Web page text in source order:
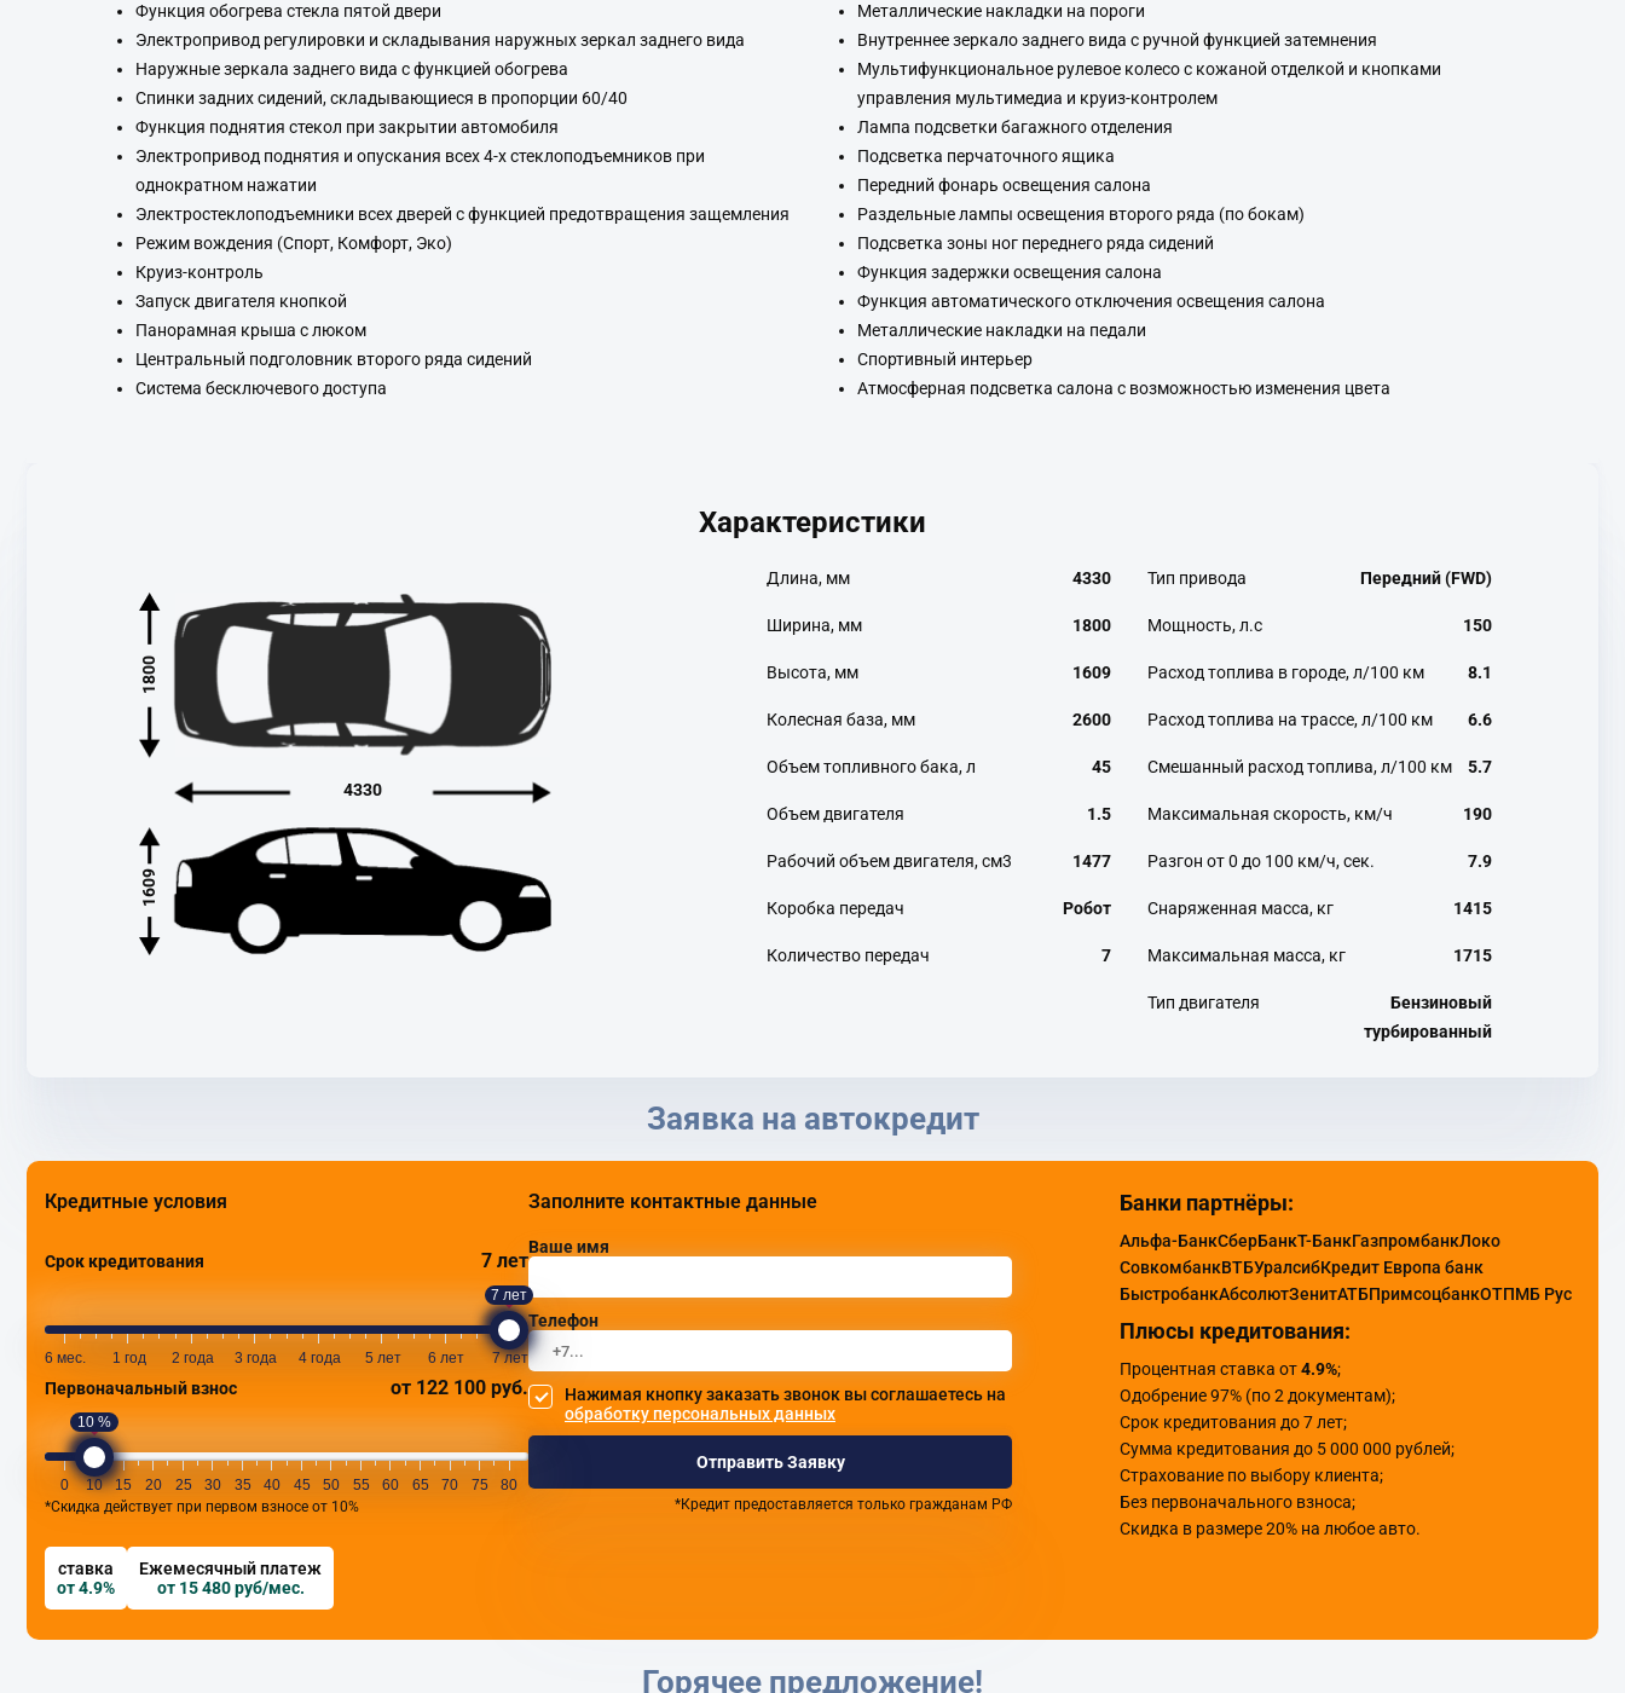
Функция обогрева стекла пятой двери
Электропривод регулировки и складывания наружных зеркал заднего вида
Наружные зеркала заднего вида с функцией обогрева
Спинки задних сидений, складывающиеся в пропорции 60/40
Функция поднятия стекол при закрытии автомобиля
Электропривод поднятия и опускания всех 4-х стеклоподъемников при
однократном нажатии
Электростеклоподъемники всех дверей с функцией предотвращения защемления
Режим вождения (Спорт, Комфорт, Эко)
Круиз-контроль
Запуск двигателя кнопкой
Панорамная крыша с люком
Центральный подголовник второго ряда сидений
Система бесключевого доступа
Металлические накладки на пороги
Внутреннее зеркало заднего вида с ручной функцией затемнения
Мультифункциональное рулевое колесо с кожаной отделкой и кнопками
управления мультимедиа и круиз-контролем
Лампа подсветки багажного отделения
Подсветка перчаточного ящика
Передний фонарь освещения салона
Раздельные лампы освещения второго ряда (по бокам)
Подсветка зоны ног переднего ряда сидений
Функция задержки освещения салона
Функция автоматического отключения освещения салона
Металлические накладки на педали
Спортивный интерьер
Атмосферная подсветка салона с возможностью изменения цвета
Характеристики
4330
1800
1609
Длина, мм
Ширина, мм
Высота, мм
Колесная база, мм
Объем топливного бака, л
Объем двигателя
Рабочий объем двигателя, см3
Коробка передач
Количество передач
4330
1800
1609
2600
45
1.5
1477
Робот
7
Тип привода
Мощность, л.с
Расход топлива в городе, л/100 км
Расход топлива на трассе, л/100 км
Смешанный расход топлива, л/100 км
Максимальная скорость, км/ч
Разгон от 0 до 100 км/ч, сек.
Снаряженная масса, кг
Максимальная масса, кг
Тип двигателя
Передний (FWD)
150
8.1
6.6
5.7
190
7.9
1415
1715
Бензиновый
турбированный
Заявка на автокредит
Кредитные условия
Срок кредитования 7 лет
7 лет
6 мес. 1 год 2 года 3 года 4 года 5 лет 6 лет 7 лет
Первоначальный взнос от 122 100 руб.
10 %
0 10 15 20 25 30 35 40 45 50 55 60 65 70 75
80
*Скидка действует при первом взносе от 10%
ставка
от 4.9%
Ежемесячный платеж
от 15 480 руб/мес.
Заполните контактные данные
Ваше имя
Телефон
Нажимая кнопку заказать звонок вы соглашаетесь на
обработку персональных данных
Отправить Заявку
*Кредит предоставляется только гражданам РФ
Банки партнёры:
Альфа-БанкСберБанкТ-БанкГазпромбанкЛоко
СовкомбанкВТБУралсибКредит Европа банк
БыстробанкАбсолютЗенитАТБПримсоцбанкОТПМБ Рус
Плюсы кредитования:
Процентная ставка от4.9%;
Одобрение 97% (по 2 документам);
Срок кредитования до 7 лет;
Сумма кредитования до 5 000 000 рублей;
Страхование по выбору клиента;
Без первоначального взноса;
Скидка в размере 20% на любое авто.
Горячее предложение!